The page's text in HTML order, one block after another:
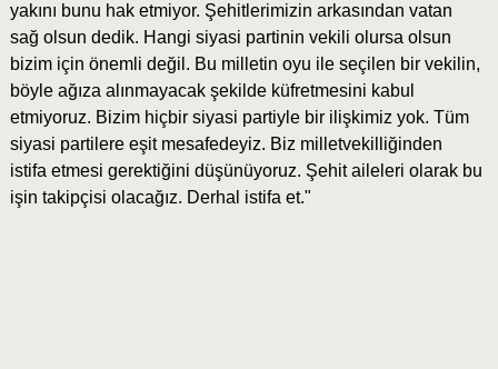
yakını bunu hak etmiyor. Şehitlerimizin arkasından vatan
sağ olsun dedik. Hangi siyasi partinin vekili olursa olsun
bizim için önemli değil. Bu milletin oyu ile seçilen bir vekilin,
böyle ağıza alınmayacak şekilde küfretmesini kabul
etmiyoruz. Bizim hiçbir siyasi partiyle bir ilişkimiz yok. Tüm
siyasi partilere eşit mesafedeyiz. Biz milletvekilliğinden
istifa etmesi gerektiğini düşünüyoruz. Şehit aileleri olarak bu
işin takipçisi olacağız. Derhal istifa et."